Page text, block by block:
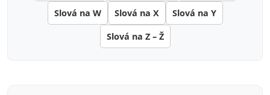
Slová na W Slová na X Slová na Y
Slová na Z – Ž